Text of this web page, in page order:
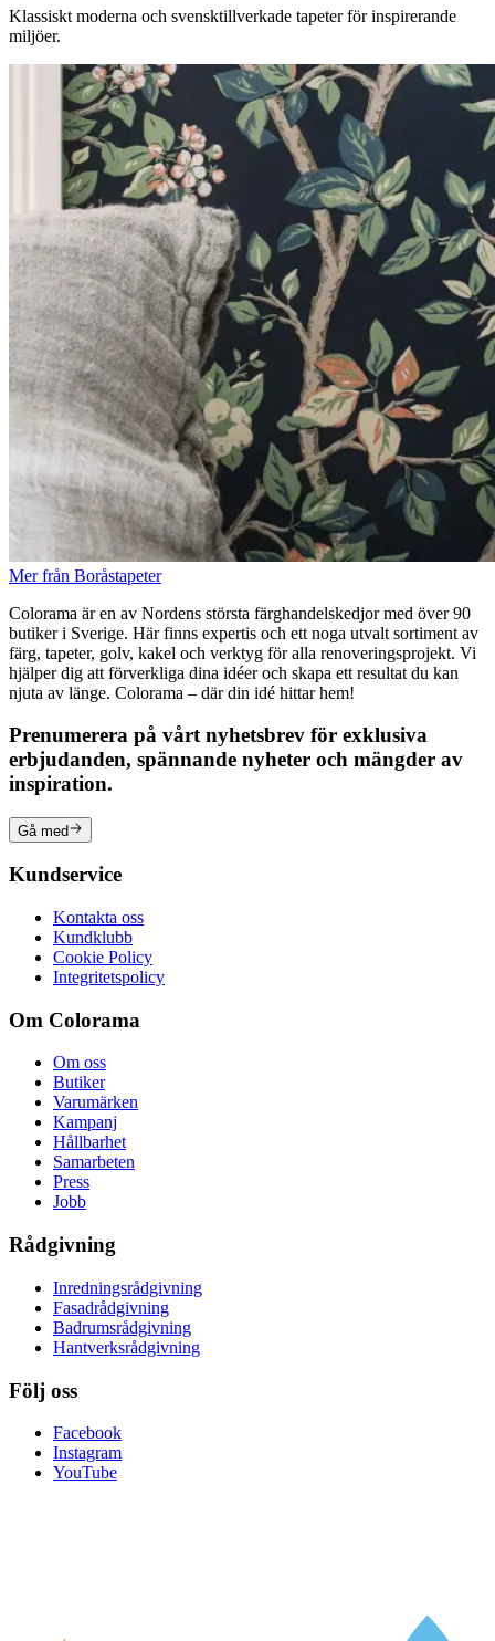
Klassiskt moderna och svensktillverkade tapeter för inspirerande
miljöer.
Mer från Boråstapeter
Colorama är en av Nordens största färghandelskedjor med över 90
butiker i Sverige. Här finns expertis och ett noga utvalt sortiment av
färg, tapeter, golv, kakel och verktyg för alla renoveringsprojekt. Vi
hjälper dig att förverkliga dina idéer och skapa ett resultat du kan
njuta av länge. Colorama – där din idé hittar hem!
Prenumerera på vårt nyhetsbrev för exklusiva
erbjudanden, spännande nyheter och mängder av
inspiration.
Gå med
Kundservice
Kontakta oss
Kundklubb
Cookie Policy
Integritetspolicy
Om Colorama
Om oss
Butiker
Varumärken
Kampanj
Hållbarhet
Samarbeten
Press
Jobb
Rådgivning
Inredningsrådgivning
Fasadrådgivning
Badrumsrådgivning
Hantverksrådgivning
Följ oss
Facebook
Instagram
YouTube